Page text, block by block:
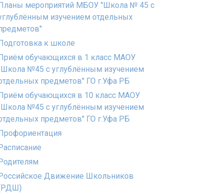
мероприятий МБОУ "Школа № 45 с
изучением отдельных
к школе
обучающихся в 1 класс МАОУ
№45 с углублённым изучением
предметов" ГО г.Уфа РБ
обучающихся в 10 класс МАОУ
№45 с углублённым изучением
предметов" ГО г.Уфа РБ
Движение Школьников